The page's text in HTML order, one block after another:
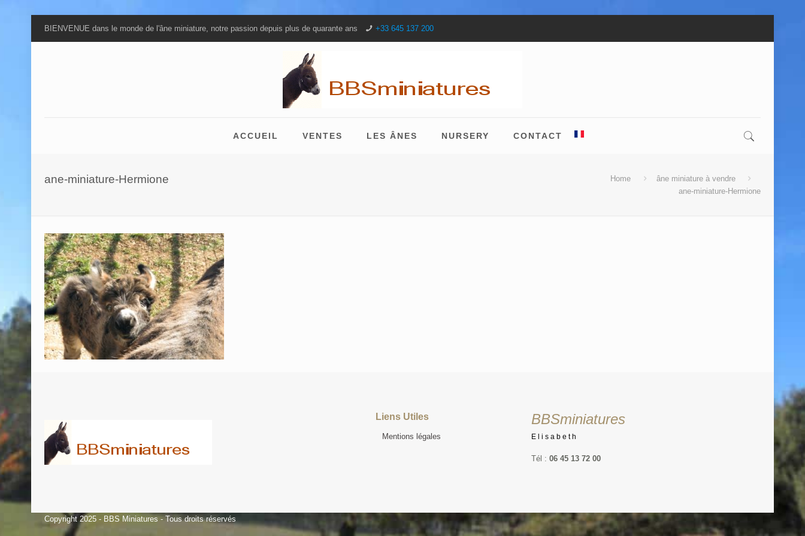
BIENVENUE dans le monde de l'âne miniature, notre passion depuis plus de quarante ans +33 645 137 200
ACCUEIL VENTES LES ÂNES NURSERY CONTACT
ane-miniature-Hermione Home
âne miniature à vendre
ane-miniature-Hermione
Liens Utiles
Mentions légales
BBSminiatures
Elisabeth
Tél :06 45 13 72 00
Copyright 2025 - BBS Miniatures - Tous droits réservés